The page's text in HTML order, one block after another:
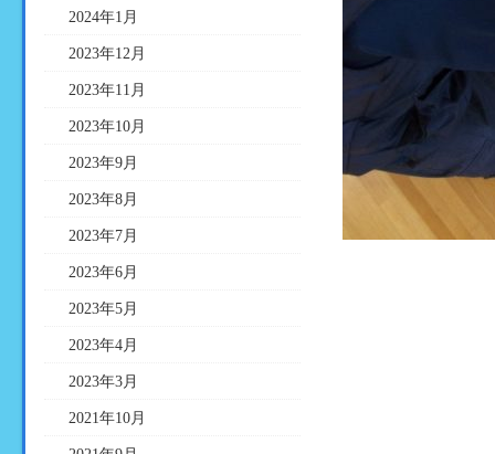
2024年1月
2023年12月
2023年11月
2023年10月
2023年9月
2023年8月
2023年7月
2023年6月
2023年5月
2023年4月
2023年3月
2021年10月